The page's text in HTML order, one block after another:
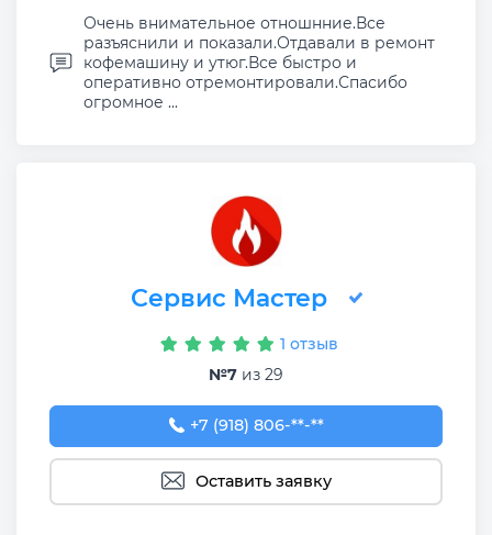
Очень внимательное отношнние.Все
разъяснили и показали.Отдавали в ремонт
кофемашину и утюг.Все быстро и
оперативно отремонтировали.Спасибо
огромное ...
Сервис Мастер
1 отзыв
№7 из 29
+7 (918) 806-31-30
+7 (918) 806-**-**
Оставить заявку